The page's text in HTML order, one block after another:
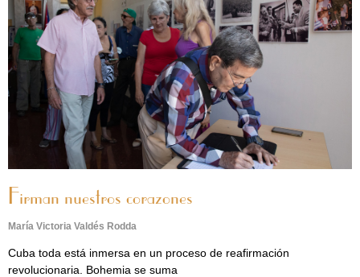
Firman nuestros corazones
María Victoria Valdés Rodda
Cuba toda está inmersa en un proceso de reafirmación
revolucionaria. Bohemia se suma